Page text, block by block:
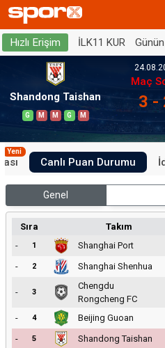
Hızlı Erişim İLK11 KUR
Shandong Taishan
G M M G M
Maç
3 -
Yeni
Canlı Puan Durumu
Genel
Sıra Takım
-
1 Shanghai Port
-
2 Shanghai Shenhua
- 3
Chengdu
Rongcheng FC
- 4 Beijing Guoan
-
5 Shandong Taishan